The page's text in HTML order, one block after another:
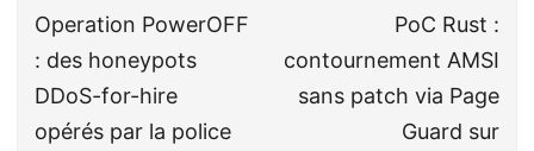
Operation PowerOFF
: des honeypots
DDoS-for-hire
opérés par la police
PoC Rust :
contournement AMSI
sans patch via Page
Guard sur